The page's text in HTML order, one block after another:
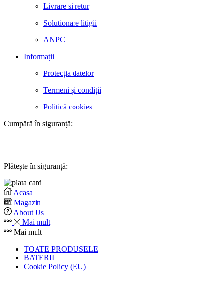
Livrare si retur
Solutionare litigii
ANPC
Informații
Protecția datelor
Termeni și condiții
Politică cookies
Cumpără în siguranță:
Plătește în siguranță:
Acasa
Magazin
About Us
Mai mult
Mai mult
TOATE PRODUSELE
BATERII
Cookie Policy (EU)